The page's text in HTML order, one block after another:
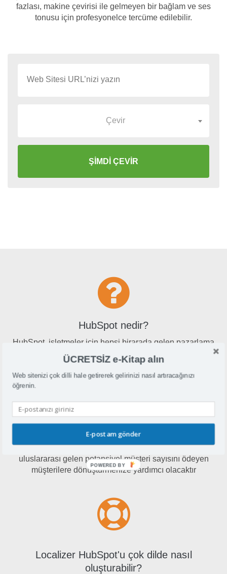
fazlası, makine çevirisi ile gelmeyen bir bağlam ve ses
tonusu için profesyonelce tercüme edilebilir.
Çevir
ŞİMDİ ÇEVİR
HubSpot nedir?
HubSpot, işletmeler için hepsi birarada gelen pazarlama
yazılımı çözümüdür
Neden HubSpot'u çok dilde yapmak?
HubSpot'unuzu birden fazla dilde sunmak, daha çok
uluslararası gelen potansiyel müşteri sayısını ödeyen
müşterilere dönüştürmenize yardımcı olacaktır
Localizer HubSpot'u çok dilde nasıl
oluşturabilir?
ÜCRETSİZ e-Kitap alın
Web sitenizi çok dilli hale getirerek gelirinizi nasıl artıracağınızı
öğrenin.
E-postam gönder
POWERED BY